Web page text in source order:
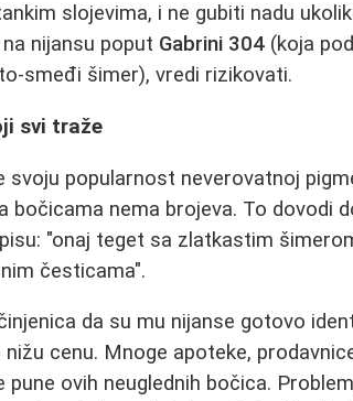
slojevima, i ne gubiti nadu
nijansu poput Gabrini 304 (koja
smeđi šimer), vredi rizikovati.
svi traže
svoju popularnost neverovatnoj
bočicama nema brojeva. To dovodi
"onaj teget sa zlatkastim
česticama".
da su mu nijanse gotovo
cenu. Mnoge apoteke,
ovih neuglednih bočica.